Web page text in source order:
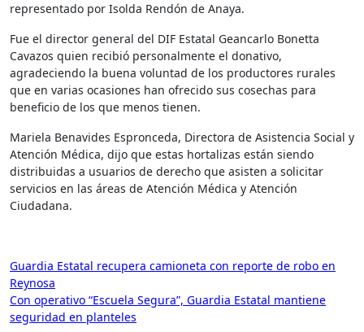
representado por Isolda Rendón de Anaya.
Fue el director general del DIF Estatal Geancarlo Bonetta
Cavazos quien recibió personalmente el donativo,
agradeciendo la buena voluntad de los productores rurales
que en varias ocasiones han ofrecido sus cosechas para
beneficio de los que menos tienen.
Mariela Benavides Espronceda, Directora de Asistencia Social y
Atención Médica, dijo que estas hortalizas están siendo
distribuidas a usuarios de derecho que asisten a solicitar
servicios en las áreas de Atención Médica y Atención
Ciudadana.
Navegación
de
entradas
Guardia Estatal recupera camioneta con reporte de robo en
Reynosa
Con operativo “Escuela Segura”, Guardia Estatal mantiene
seguridad en planteles